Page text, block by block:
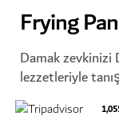
Frying
Damak
lezzetleriyle